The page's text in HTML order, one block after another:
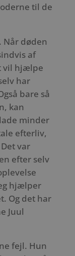
til de
Når døden
af
vil hjælpe
har
bare så
kan
minder
efterliv,
var
efter selv
hjælper
Og det har
Juul
fejl. Hun